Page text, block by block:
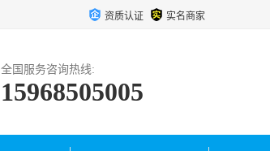
资质认证 实名商家
全国服务咨询热线:
15968505005